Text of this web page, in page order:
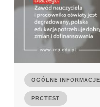
OGÓLNE INFORMACJE
PROTEST